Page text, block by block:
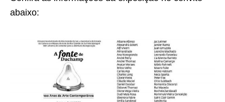
abaixo: